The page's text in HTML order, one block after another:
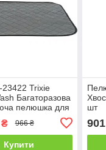
23422 Trixie
Багаторазова
пелюшка для
і собак, 60×90 см
966 ₴
Купити
шт
901